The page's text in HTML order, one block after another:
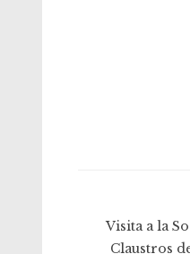
Visita a la
Claustros